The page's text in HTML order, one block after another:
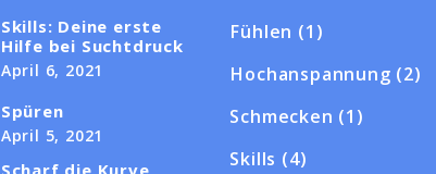
Skills: Deine erste
Hilfe bei Suchtdruck
April 6, 2021
Spüren
April 5, 2021
Scharf die Kurve
Fühlen (1)
Hochanspannung (2)
Schmecken (1)
Skills (4)